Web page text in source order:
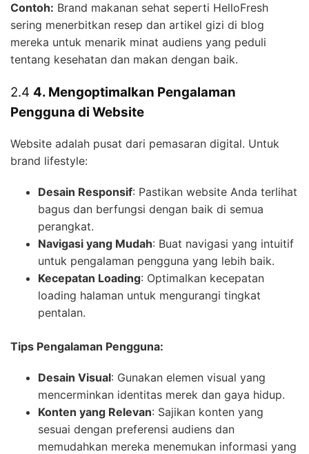
Contoh: Brand makanan sehat seperti HelloFresh
sering menerbitkan resep dan artikel gizi di blog
mereka untuk menarik minat audiens yang peduli
tentang kesehatan dan makan dengan baik.
2.4 4. Mengoptimalkan Pengalaman
Pengguna di Website
Website adalah pusat dari pemasaran digital. Untuk
brand lifestyle:
Desain Responsif: Pastikan website Anda terlihat
bagus dan berfungsi dengan baik di semua
perangkat.
Navigasi yang Mudah: Buat navigasi yang intuitif
untuk pengalaman pengguna yang lebih baik.
Kecepatan Loading: Optimalkan kecepatan
loading halaman untuk mengurangi tingkat
pentalan.
Tips Pengalaman Pengguna:
Desain Visual: Gunakan elemen visual yang
mencerminkan identitas merek dan gaya hidup.
Konten yang Relevan: Sajikan konten yang
sesuai dengan preferensi audiens dan
memudahkan mereka menemukan informasi yang